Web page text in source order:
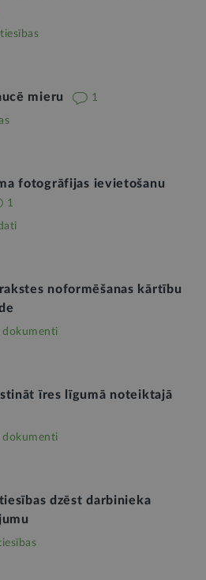
mieru 1
fotogrāfijas ievietošanu
1
noformēšanas kārtību
dokumenti
īres līgumā noteiktajā
dokumenti
dzēst darbinieka